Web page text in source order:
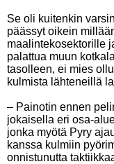
Se oli kuitenkin
päässyt oikein
maalintekosektorille
palattua muun
tasolleen, ei mies
kulmista lähteneillä
– Painotin ennen
jokaisella eri osa-
jonka myötä Pyry
kanssa kulmiin
onnistunutta